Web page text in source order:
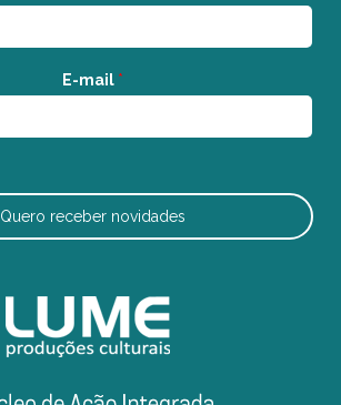
E-mail *
Quero receber novidades